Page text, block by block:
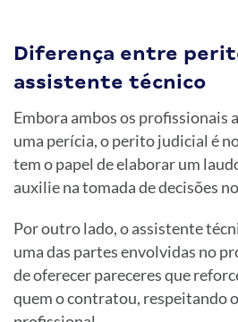
Diferença entre
assistente técnico
Embora ambos os profissionais
uma perícia, o perito judicial é
tem o papel de elaborar um
auxilie na tomada de decisões
Por outro lado, o assistente
uma das partes envolvidas no
de oferecer pareceres que
quem o contratou, respeitando